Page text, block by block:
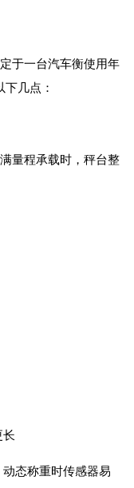
于一台汽车衡使用年
几点：
量程承载时，秤台整
长
态称重时传感器易